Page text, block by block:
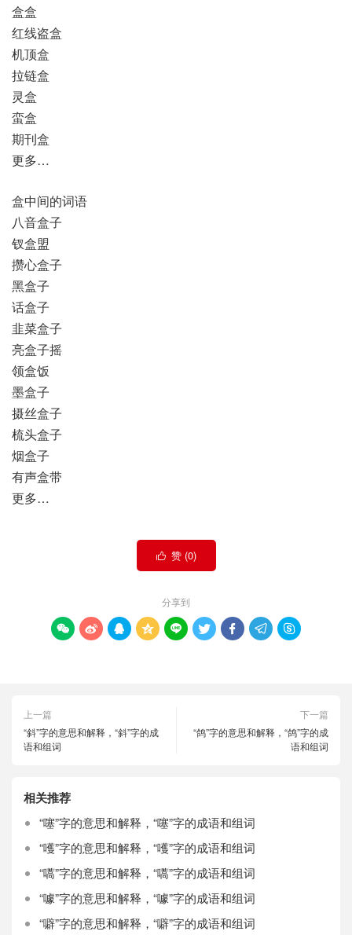
盒盒
红线盗盒
机顶盒
拉链盒
灵盒
蛮盒
期刊盒
更多…
盒中间的词语
八音盒子
钗盒盟
攒心盒子
黑盒子
话盒子
韭菜盒子
亮盒子摇
领盒饭
墨盒子
摄丝盒子
梳头盒子
烟盒子
有声盒带
更多…
 赞 (0)
分享到
        
上一篇
“斜”字的意思和解释，“斜”字的成
语和组词
下一篇
“鸽”字的意思和解释，“鸽”字的成
语和组词
相关推荐
“噻”字的意思和解释，“噻”字的成语和组词
“嚄”字的意思和解释，“嚄”字的成语和组词
“嚆”字的意思和解释，“嚆”字的成语和组词
“噱”字的意思和解释，“噱”字的成语和组词
“噼”字的意思和解释，“噼”字的成语和组词